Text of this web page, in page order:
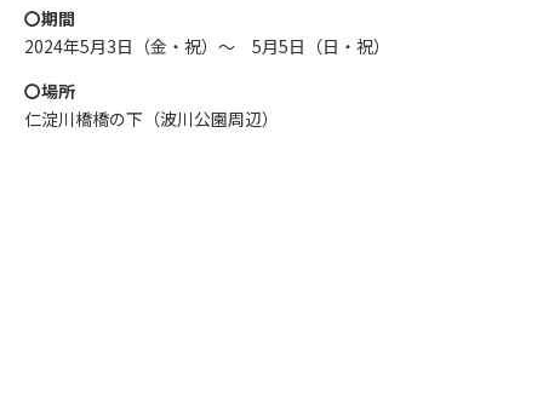
〇期間
2024年5月3日（金・祝）～ 5月5日（日・祝）
〇場所
仁淀川橋橋の下（波川公園周辺）